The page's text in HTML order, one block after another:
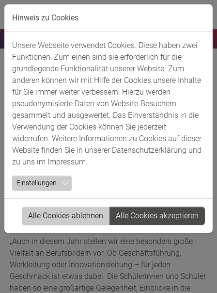
Skip to main content
Jugendliche für einen Tag im Top-
Management gesucht
18.03.2025
44 exklusive Einblicke in die Chemieindustrie
Gemeinsam mit 26 Chemieunternehmen aus dem
Rheinland startet die Brancheninitiative ChemCologne
zum elften Mal die Aktion „Meine Position ist spitze“.
Insgesamt stellen die Mitgliedsunternehmen 44
Spitzenpositionen für einen Tag zur Verfügung, auf die
sich Schülerinnen und Schüler ab 16 Jahren aus der
Region bewerben können. Die Aktionstage finden ab den
Sommerferien statt.
„Auch in diesem Jahr stellen wir eine besonders große
Vielfalt an Berufsbildern vor. Ob Geschäftsführung,
Werkleitung oder Innovationsleitung – für jeden
Geschmack ist etwas dabei. Die Schülerinnen und Schüler
haben so eine großartige Gelegenheit, Einblicke in die
Hinweis zu Cookies
Unsere Webseite verwendet Cookies. Diese haben zwei
Funktionen: Zum einen sind sie erforderlich für die
grundlegende Funktionalität unserer Website. Zum
anderen können wir mit Hilfe der Cookies unsere Inhalte
für Sie immer weiter verbessern. Hierzu werden
pseudonymisierte Daten von Website-Besuchern
gesammelt und ausgewertet. Das Einverständnis in die
Verwendung der Cookies können Sie jederzeit
widerrufen. Weitere Informationen zu Cookies auf dieser
Website finden Sie in unserer Datenschutzerklärung und
zu uns im Impressum.
Einstellungen
Alle Cookies ablehnen Alle Cookies akzeptieren